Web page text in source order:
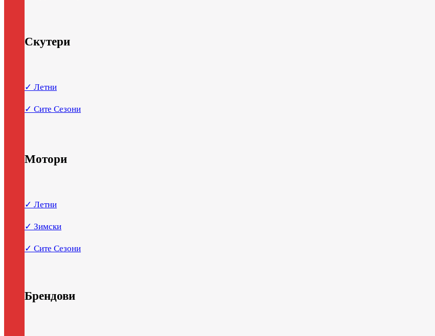
Скутери
✓ Летни
✓ Сите Сезони
Мотори
✓ Летни
✓ Зимски
✓ Сите Сезони
Брендови